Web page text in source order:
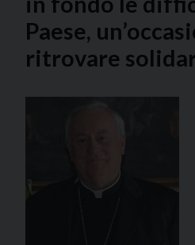
Paese,
ritrovare